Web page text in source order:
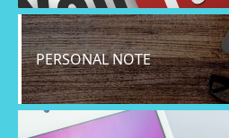
PERSONAL NOTE